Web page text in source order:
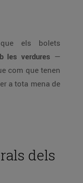
els bolets
les verdures —
com que tenen
a tota mena de
dels